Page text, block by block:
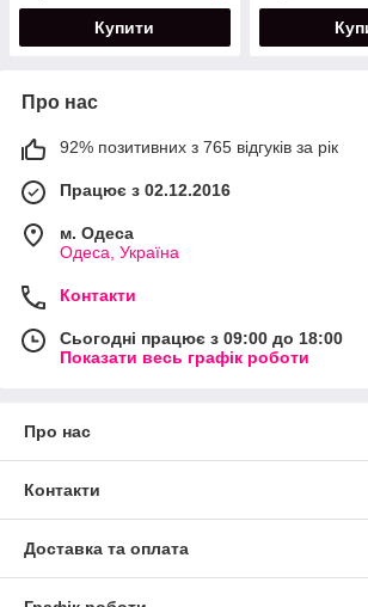
Купити
Про нас
92% позитивних з 765 відгуків за рік
Працює з 02.12.2016
м. Одеса
Одеса, Україна
Контакти
Сьогодні працює з 09:00 до 18:00
Показати весь графік роботи
Про нас
Контакти
Доставка та оплата